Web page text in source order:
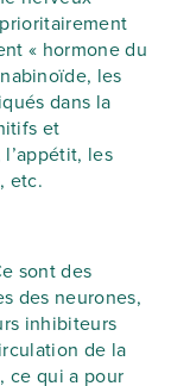
« hormone du
les
dans la
et
les
etc.
sont des
des neurones,
inhibiteurs
de la
ce qui a pour